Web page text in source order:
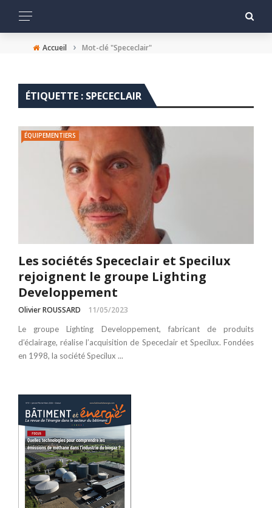
Accueil › Mot-clé "Spececlair"
ÉTIQUETTE : SPECECLAIR
ÉQUIPEMENTIERS
Les sociétés Spececlair et Specilux
rejoignent le groupe Lighting
Developpement
Olivier ROUSSARD 11/05/2023
Le groupe Lighting Developpement, fabricant de produits
d’éclairage, réalise l’acquisition de Spececlair et Specilux. Fondées
en 1998, la société Specilux ...